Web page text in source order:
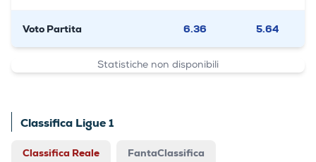
Voto Partita 6.36 5.64
Statistiche non disponibili
Classifica Ligue 1
Classifica Reale FantaClassifica